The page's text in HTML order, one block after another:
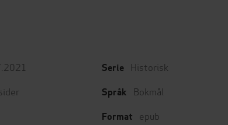
Serie Historisk
Språk Bokmål
Format epub